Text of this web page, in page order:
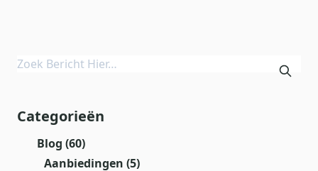
Categorieën
Blog (60)
Aanbiedingen (5)